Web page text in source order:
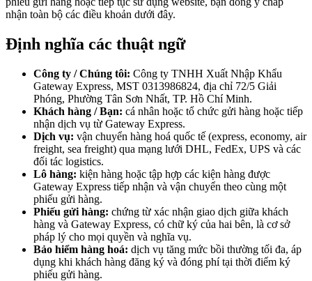
nhận toàn bộ các điều khoản dưới đây.
Định nghĩa các thuật ngữ
Công ty / Chúng tôi: Công ty TNHH Xuất Nhập Khẩu
Gateway Express, MST 0313986824, địa chỉ 72/5 Giải
Phóng, Phường Tân Sơn Nhất, TP. Hồ Chí Minh.
Khách hàng / Bạn: cá nhân hoặc tổ chức gửi hàng hoặc tiếp
nhận dịch vụ từ Gateway Express.
Dịch vụ: vận chuyển hàng hoá quốc tế (express, economy, air
freight, sea freight) qua mạng lưới DHL, FedEx, UPS và các
đối tác logistics.
Lô hàng: kiện hàng hoặc tập hợp các kiện hàng được
Gateway Express tiếp nhận và vận chuyển theo cùng một
phiếu gửi hàng.
Phiếu gửi hàng: chứng từ xác nhận giao dịch giữa khách
hàng và Gateway Express, có chữ ký của hai bên, là cơ sở
pháp lý cho mọi quyền và nghĩa vụ.
Bảo hiểm hàng hoá: dịch vụ tăng mức bồi thường tối đa, áp
dụng khi khách hàng đăng ký và đóng phí tại thời điểm ký
phiếu gửi hàng.